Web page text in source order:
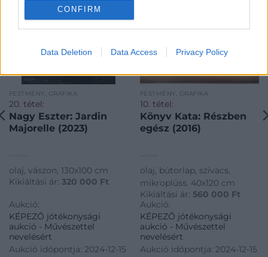
CONFIRM
Data Deletion Data Access Privacy Policy
FESTMÉNY, GRAFIKA
20. tétel:
Nagy Eszter: Jardin
Majorelle (2023)
olaj, vászon, 130x100 cm
Kikiáltási ár: 320 000 Ft
Aukció:
KÉPEZŐ jótékonysági
aukció - Művészettel
nevelésért
Aukció időpontja: 2024-12-15
FESTMÉNY, GRAFIKA
10. tétel:
Könyv Kata: Részben
egész (2016)
olaj, bútorlap, szivacs,
mikroplüss. 40x120 cm
Kikiáltási ár: 560 000 Ft
Aukció:
KÉPEZŐ jótékonysági
aukció - Művészettel
nevelésért
Aukció időpontja: 2024-12-15